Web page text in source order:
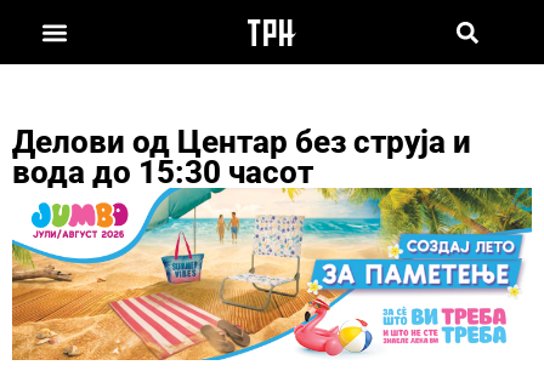
Делови од Центар без струја и
вода до 15:30 часот